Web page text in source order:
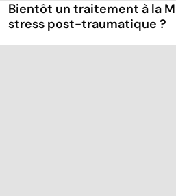
Bientôt un traitement à la
stress post-traumatique ?